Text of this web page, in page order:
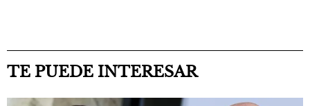
TE PUEDE INTERESAR